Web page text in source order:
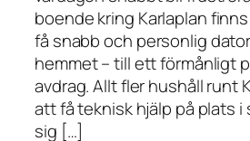
boende kring Karlaplan
få snabb och personlig
hemmet – till ett förmånligt
avdrag. Allt fler hushåll runt
att få teknisk hjälp på plats
sig […]